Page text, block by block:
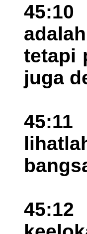
45:10
tetapi
juga